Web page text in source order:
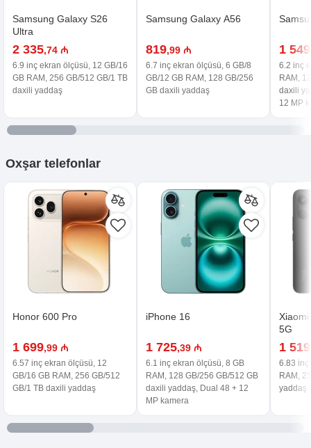
Samsung Galaxy S26
Ultra
2 335,74 ₼
6.9 inç ekran ölçüsü, 12 GB/16
GB RAM, 256 GB/512 GB/1 TB
daxili yaddaş
Samsung Galaxy A56
819,99 ₼
6.7 inç ekran ölçüsü, 6 GB/8
GB/12 GB RAM, 128 GB/256
GB daxili yaddaş
1 549
6.2 inç
RAM,
daxili
12 MP
Oxşar telefonlar
Honor 600 Pro
1 699,99 ₼
6.57 inç ekran ölçüsü, 12
GB/16 GB RAM, 256 GB/512
GB/1 TB daxili yaddaş
iPhone 16
1 725,39 ₼
6.1 inç ekran ölçüsü, 8 GB
RAM, 128 GB/256 GB/512 GB
daxili yaddaş, Dual 48 + 12
MP kamera
5G
1 519
6.83 inç
RAM,
yaddaş